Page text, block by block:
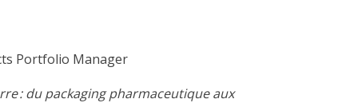
Portfolio Manager
: du packaging pharmaceutique aux